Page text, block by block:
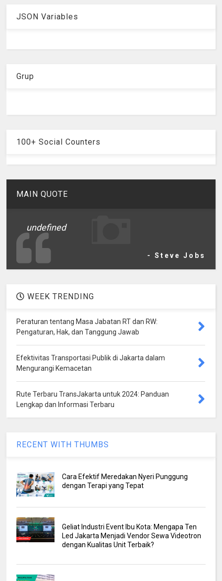
JSON Variables
Grup
100+ Social Counters
MAIN QUOTE
undefined
- Steve Jobs
WEEK TRENDING
Peraturan tentang Masa Jabatan RT dan RW:
Pengaturan, Hak, dan Tanggung Jawab
Efektivitas Transportasi Publik di Jakarta dalam
Mengurangi Kemacetan
Rute Terbaru TransJakarta untuk 2024: Panduan
Lengkap dan Informasi Terbaru
RECENT WITH THUMBS
Cara Efektif Meredakan Nyeri Punggung
dengan Terapi yang Tepat
Geliat Industri Event Ibu Kota: Mengapa Ten
Led Jakarta Menjadi Vendor Sewa Videotron
dengan Kualitas Unit Terbaik?